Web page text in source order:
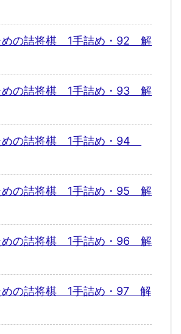
めの詰将棋 1手詰め・92 解
めの詰将棋 1手詰め・93 解
めの詰将棋 1手詰め・94
めの詰将棋 1手詰め・95 解
めの詰将棋 1手詰め・96 解
めの詰将棋 1手詰め・97 解